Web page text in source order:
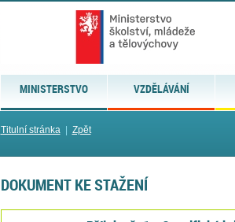
MINISTERSTVO VZDĚLÁVÁNÍ
Titulní stránka| Zpět
DOKUMENT KE STAŽENÍ